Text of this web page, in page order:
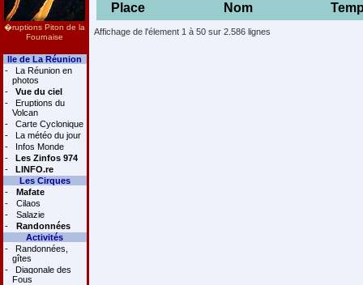
�ruptions Piton de la
Fournaise
Ile de La Réunion
-
La Réunion en
photos
-
Vue du ciel
-
Eruptions du
Volcan
-
Carte Cyclonique
-
La météo du jour
-
Infos Monde
-
Les Zinfos 974
-
LINFO.re
Les Cirques
-
Mafate
-
Cilaos
-
Salazie
-
Randonnées
Activités
-
Randonnées,
gîtes
-
Diagonale des
Fous
Place Nom
Affichage de l'élement 1 à 50 sur 2.586 lignes